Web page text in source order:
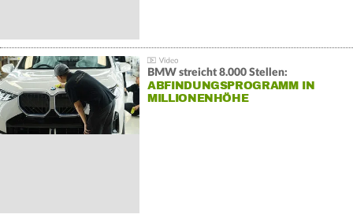
BMW streicht 8.000 Stellen:
ABFINDUNGSPROGRAMM IN
MILLIONENHÖHE